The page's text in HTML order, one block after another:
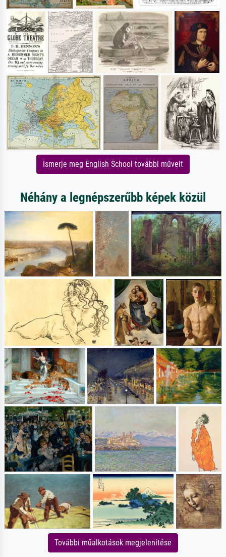
Ismerje meg English School további műveit
Néhány a legnépszerűbb képek közül
További műalkotások megjelenítése